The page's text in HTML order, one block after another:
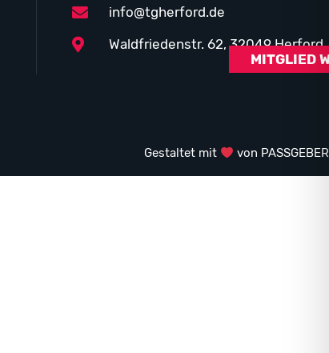
info@tgherford.de
Waldfriedenstr. 62, 32049 Herford
Gestaltet mit von PASSGEBER
MITGLIED